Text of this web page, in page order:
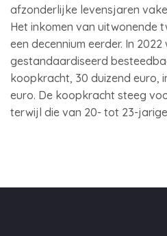
afzonderlijke levensjaren
Het inkomen van uitwonende
een decennium eerder. In
gestandaardiseerd
koopkracht, 30 duizend euro,
euro. De koopkracht steeg
terwijl die van 20- tot 23-